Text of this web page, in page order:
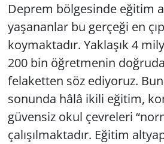
Deprem bölgesinde eğitim
yaşananlar bu gerçeği en
koymaktadır. Yaklaşık 4
200 bin öğretmenin
felaketten söz ediyoruz.
sonunda hâlâ ikili eğitim,
güvensiz okul çevreleri
çalışılmaktadır. Eğitim